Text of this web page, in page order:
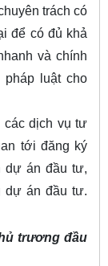
trách có
để có đủ khả
và chính
pháp luật cho
dịch vụ tư
tới đăng ký
dự án đầu tư,
dự án đầu tư.
trương đầu